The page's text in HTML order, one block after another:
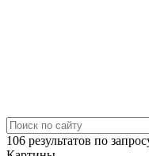
106 результатов по